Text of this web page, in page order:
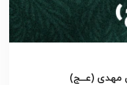
مهدی (عــج)